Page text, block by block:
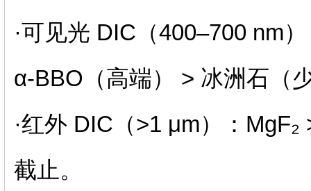
·可见光 DIC（400–700 nm
α‑BBO（高端） > 冰洲石（
·红外 DIC（>1 μm）：
截止。